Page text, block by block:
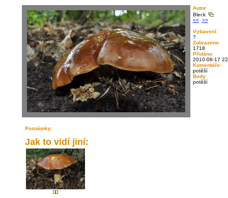
Autor
Bleck
<< >>
Vybavení:
?
Zobrazeno
1718
Přidáno
2010-08-17
Komentáře:
potěší
Body:
potěší
Poznámky:
Jak to vidí jiní: